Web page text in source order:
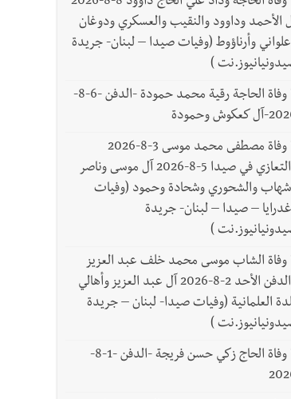
الأحمد وداوود والنقيب والعسكري ودوغان
وأرناؤوط (وفيات صيدا – لبنان- جريدة
)
وفاة الحاجة رقية محمد حمودة -الدفن -6-8-
كعكوش وحمودة
وفاة مصطفى محمد موسى 3-8-2026
والتعازي في صيدا 5-8-2026 آل موسى وناصر
والشحوري وشحادة وحمود (وفيات
– صيدا – لبنان- جريدة
)
وفاة الشاب موسى محمد خلف عبد العزيز
والدفن الأحد 2-8-2026 آل عبد العزيز وأهالي
العلمانية (وفيات صيدا- لبنان – جريدة
)
وفاة الحاج زكي حسن فريجة -الدفن -1-8-